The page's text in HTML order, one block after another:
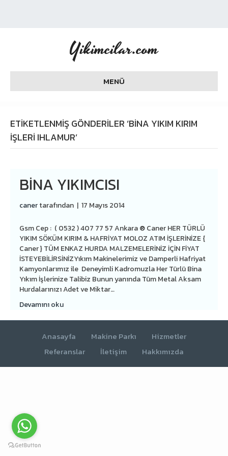
Yikimcilar.com
MENÜ
ETIKETLENMIŞ GÖNDERILER ‘BINA YIKIM KIRIM
İŞLERI IHLAMUR’
BINA YIKIMCISI
canertarafından | 17 Mayıs 2014
Gsm Cep : ( 0532 ) 407 77 57 Ankara ® Caner HER TÜRLÜ
YIKIM SÖKÜM KIRIM & HAFRİYAT MOLOZ ATIM İŞLERİNİZE {
Caner } TÜM ENKAZ HURDA MALZEMELERİNİZ İÇİN FİYAT
İSTEYEBİLİRSİNİZYıkım Makinelerimiz ve Damperli Hafriyat
Kamyonlarımız ile Deneyimli Kadromuzla Her Türlü Bina
Yıkım İşlerinize Talibiz Bunun yanında Tüm Metal Aksam
Hurdalarınızı Adet ve Miktar…
Devamını oku
Anasayfa Makine Parkı
Hizmetler
Referanslar
İletişim Hakkımızda